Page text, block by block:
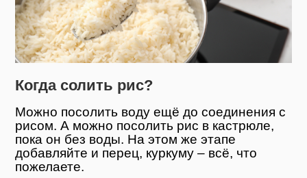
Когда солить рис?
Можно посолить воду ещё до соединения с
рисом. А можно посолить рис в кастрюле,
пока он без воды. На этом же этапе
добавляйте и перец, куркуму – всё, что
пожелаете.